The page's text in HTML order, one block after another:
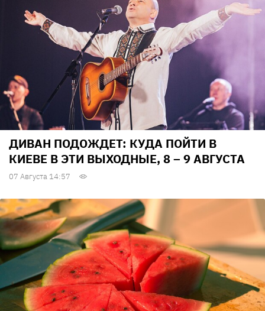
ДИВАН ПОДОЖДЕТ: КУДА ПОЙТИ В
КИЕВЕ В ЭТИ ВЫХОДНЫЕ, 8 – 9 АВГУСТА
07 Августа 14:57